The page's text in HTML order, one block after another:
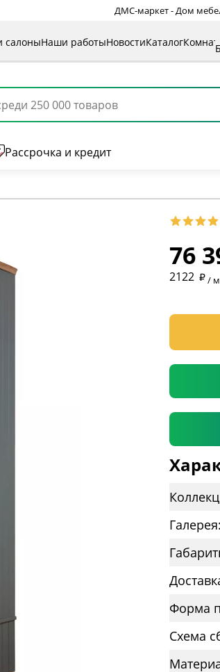
ДМС-маркет - Дом
салоныНаши работыНовостиКаталог
Рассрочка и кредит
76
2122 /
*
*
Форма
Схема